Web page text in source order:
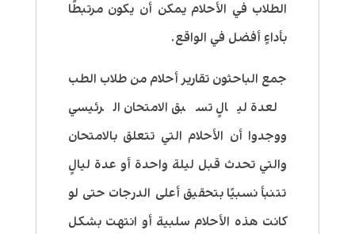
الطلاب في الأحلام يمكن أن يكون مرتبطًا
بأداءٍ أفضل في الواقع.
جمع الباحثون تقارير أحلام من طلاب الطب
لعدة ليالٍ تسبق الامتحان الرئيسي
ووجدوا أن الأحلام التي تتعلق بالامتحان
والتي تحدث قبل ليلة واحدة أو عدة ليالٍ
تتنبأ نسبيًا بتحقيق أعلى الدرجات حتى لو
كانت هذه الأحلام سلبية أو انتهت بشكل